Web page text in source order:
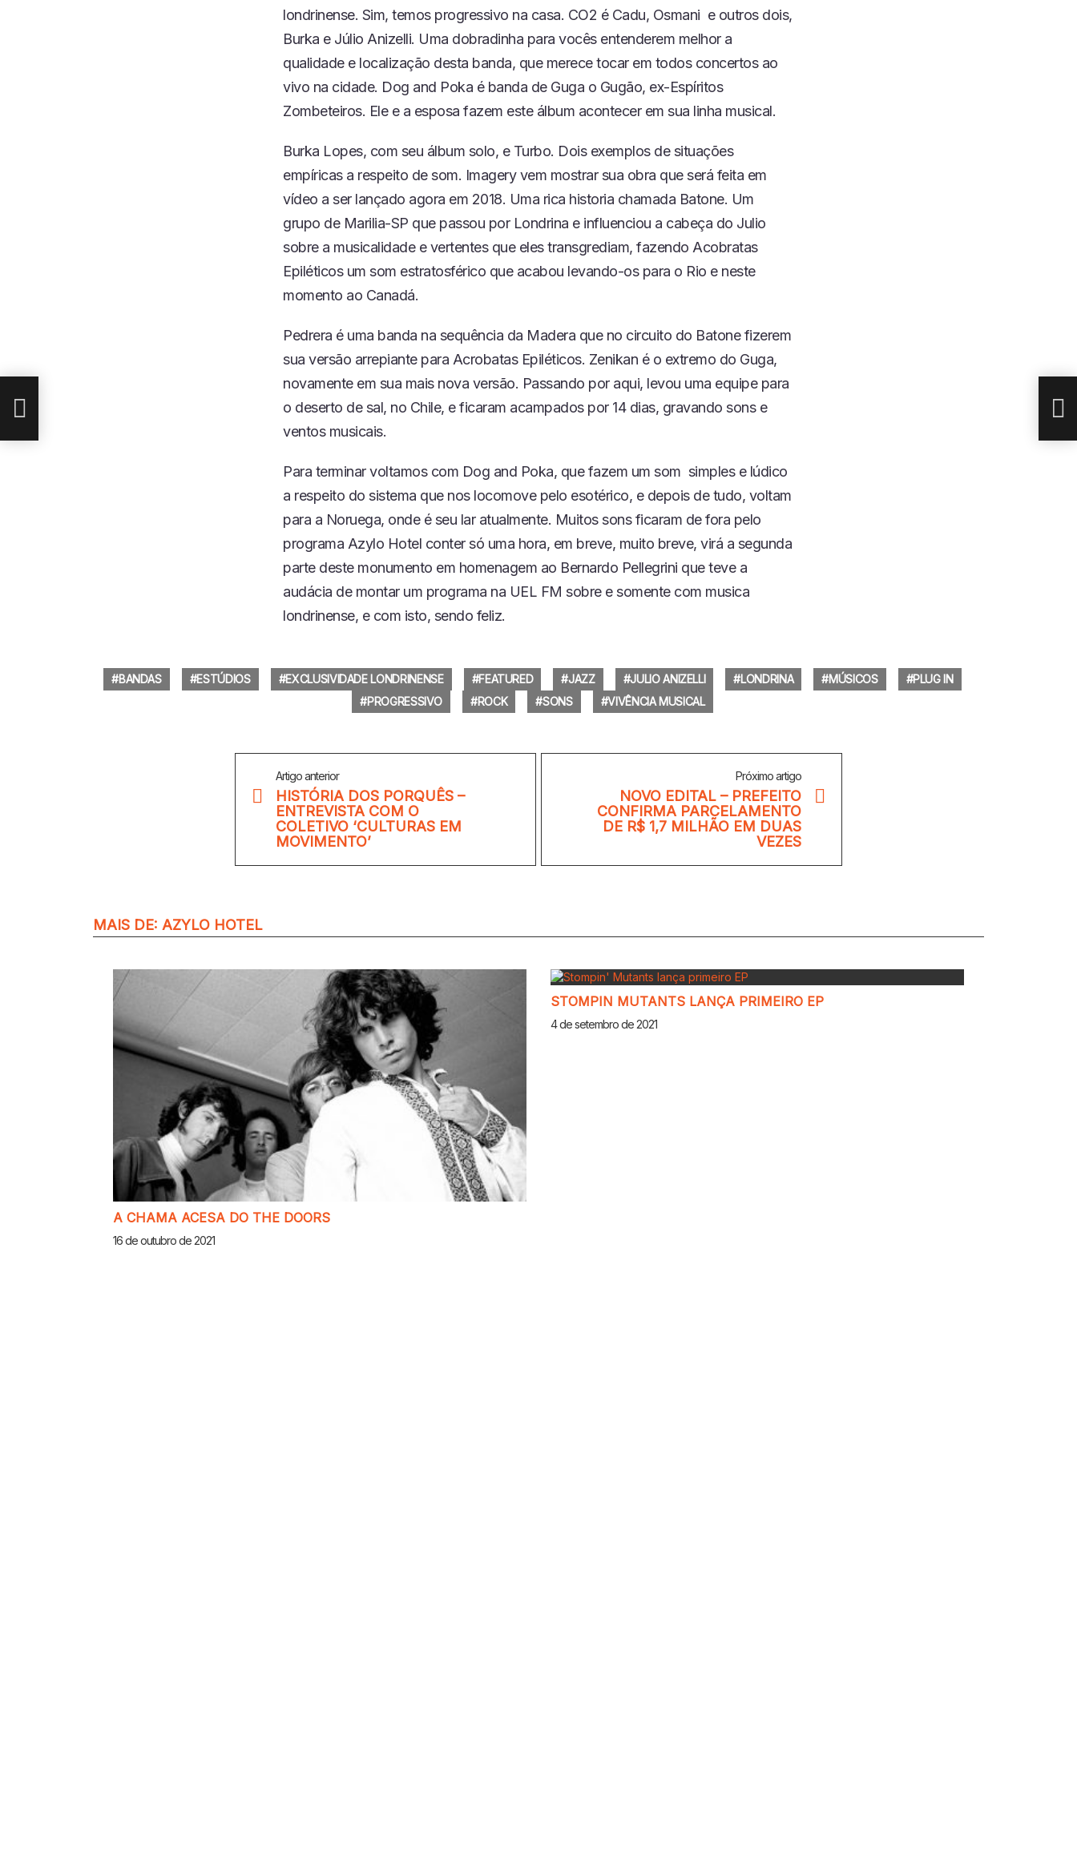
londrinense. Sim, temos progressivo na casa. CO2 é Cadu, Osmani e outros dois,
Burka e Júlio Anizelli. Uma dobradinha para vocês entenderem melhor a
qualidade e localização desta banda, que merece tocar em todos concertos ao
vivo na cidade. Dog and Poka é banda de Guga o Gugão, ex-Espíritos
Zombeteiros. Ele e a esposa fazem este álbum acontecer em sua linha musical.
Burka Lopes, com seu álbum solo, e Turbo. Dois exemplos de situações
empíricas a respeito de som. Imagery vem mostrar sua obra que será feita em
vídeo a ser lançado agora em 2018. Uma rica historia chamada Batone. Um
grupo de Marilia-SP que passou por Londrina e influenciou a cabeça do Julio
sobre a musicalidade e vertentes que eles transgrediam, fazendo Acobratas
Epiléticos um som estratosférico que acabou levando-os para o Rio e neste
momento ao Canadá.
Pedrera é uma banda na sequência da Madera que no circuito do Batone fizerem
sua versão arrepiante para Acrobatas Epiléticos. Zenikan é o extremo do Guga,
novamente em sua mais nova versão. Passando por aqui, levou uma equipe para
o deserto de sal, no Chile, e ficaram acampados por 14 dias, gravando sons e
ventos musicais.
Para terminar voltamos com Dog and Poka, que fazem um som simples e lúdico
a respeito do sistema que nos locomove pelo esotérico, e depois de tudo, voltam
para a Noruega, onde é seu lar atualmente. Muitos sons ficaram de fora pelo
programa Azylo Hotel conter só uma hora, em breve, muito breve, virá a segunda
parte deste monumento em homenagem ao Bernardo Pellegrini que teve a
audácia de montar um programa na UEL FM sobre e somente com musica
londrinense, e com isto, sendo feliz.
BANDAS ESTÚDIOS EXCLUSIVIDADE LONDRINENSE FEATURED JAZZ JULIO ANIZELLI LONDRINA MÚSICOS
PLUG IN
PROGRESSIVO
ROCK SONS VIVÊNCIA MUSICAL
Artigo anterior
HISTÓRIA DOS PORQUÊS –
ENTREVISTA COM O
COLETIVO ‘CULTURAS EM
MOVIMENTO’
Próximo artigo
NOVO EDITAL – PREFEITO
CONFIRMA PARCELAMENTO
DE R$ 1,7 MILHÃO EM DUAS
VEZES
MAIS DE: AZYLO HOTEL
A CHAMA ACESA DO THE DOORS
16 de outubro de 2021
STOMPIN MUTANTS LANÇA PRIMEIRO EP
4 de setembro de 2021
EM